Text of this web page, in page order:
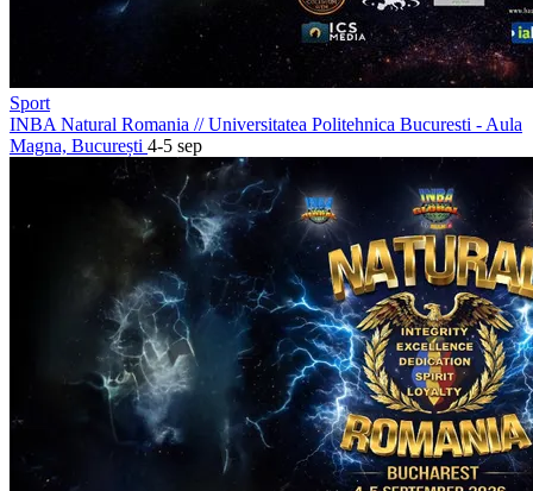
Sport
INBA Natural Romania //Universitatea Politehnica Bucuresti - Aula
Magna, București 4-5 sep